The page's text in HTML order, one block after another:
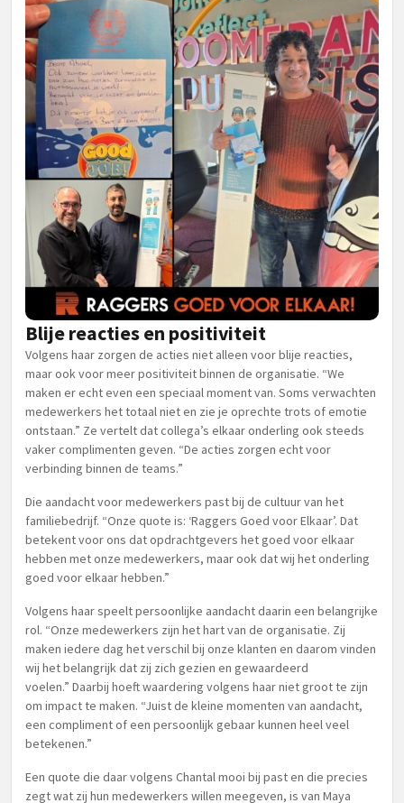
Blije reacties en positiviteit
Volgens haar zorgen de acties niet alleen voor blije reacties,
maar ook voor meer positiviteit binnen de organisatie. “We
maken er echt even een speciaal moment van. Soms verwachten
medewerkers het totaal niet en zie je oprechte trots of emotie
ontstaan.” Ze vertelt dat collega’s elkaar onderling ook steeds
vaker complimenten geven. “De acties zorgen echt voor
verbinding binnen de teams.”
Die aandacht voor medewerkers past bij de cultuur van het
familiebedrijf. “Onze quote is: ‘Raggers Goed voor Elkaar’. Dat
betekent voor ons dat opdrachtgevers het goed voor elkaar
hebben met onze medewerkers, maar ook dat wij het onderling
goed voor elkaar hebben.”
Volgens haar speelt persoonlijke aandacht daarin een belangrijke
rol. “Onze medewerkers zijn het hart van de organisatie. Zij
maken iedere dag het verschil bij onze klanten en daarom vinden
wij het belangrijk dat zij zich gezien en gewaardeerd
voelen.” Daarbij hoeft waardering volgens haar niet groot te zijn
om impact te maken. “Juist de kleine momenten van aandacht,
een compliment of een persoonlijk gebaar kunnen heel veel
betekenen.”
Een quote die daar volgens Chantal mooi bij past en die precies
zegt wat zij hun medewerkers willen meegeven, is van Maya